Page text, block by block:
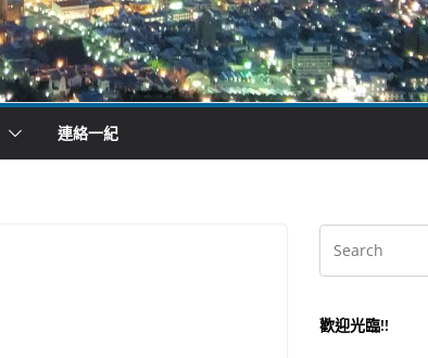
連絡一紀
歡迎光臨!!